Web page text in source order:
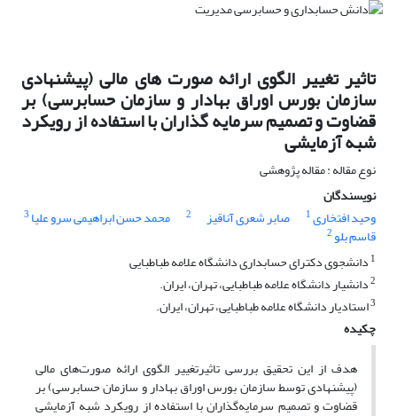
تاثیر تغییر الگوی ارائه صورت های مالی (پیشنهادی
سازمان بورس اوراق بهادار و سازمان حسابرسی) بر
قضاوت و تصمیم سرمایه گذاران با استفاده از رویکرد
شبه آزمایشی
نوع مقاله : مقاله پژوهشی
نویسندگان
وحید افتخاری1 صابر شعری آناقیز 2 محمد حسن ابراهیمی سرو علیا 3
قاسم بلو2
1 دانشجوی دکترای حسابداری دانشگاه علامه طباطبایی
2دانشیار دانشگاه علامه طباطبایی، تهران، ایران.
3استادیار دانشگاه علامه طباطبایی، تهران، ایران.
چکیده
هدف از این تحقیق بررسی تاثیرتغییر الگوی ارائه صورت‌‌های مالی
(پیشنهادی توسط سازمان بورس اوراق بهادار و سازمان حسابرسی) بر
قضاوت و تصمیم سرمایه‌‌گذاران با استفاده از رویکرد شبه آزمایشی